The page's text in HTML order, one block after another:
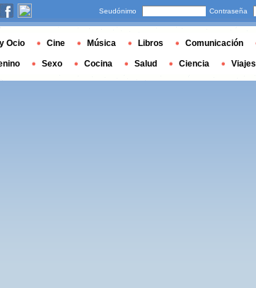
Seudónimo Contraseña
Ocio Cine Música Libros Comunicación
Sexo Cocina Salud Ciencia Viajes